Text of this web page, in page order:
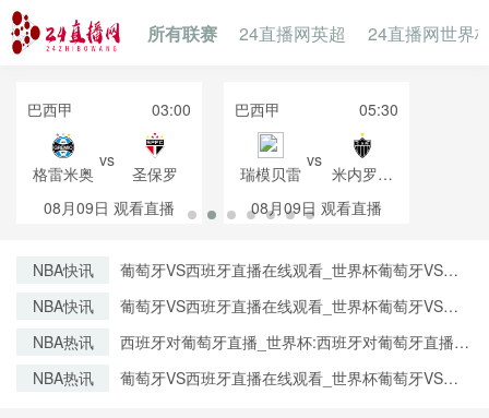
所有联赛 24直播网英超 24直播网世界
巴西甲 03:00
格雷米奥
vs
圣保罗
08月09日 观看直播
巴西甲 05:30
瑞模贝雷
vs
米内罗竞
技
08月09日 观看直播
NBA快讯
葡萄牙VS西班牙直播在线观看_世界杯葡萄牙VS西
NBA快讯
葡萄牙VS西班牙直播在线观看_世界杯葡萄牙VS西
NBA热讯
西班牙对葡萄牙直播_世界杯:西班牙对葡萄牙直播免
清无插件
NBA热讯
葡萄牙VS西班牙直播在线观看_世界杯葡萄牙VS西